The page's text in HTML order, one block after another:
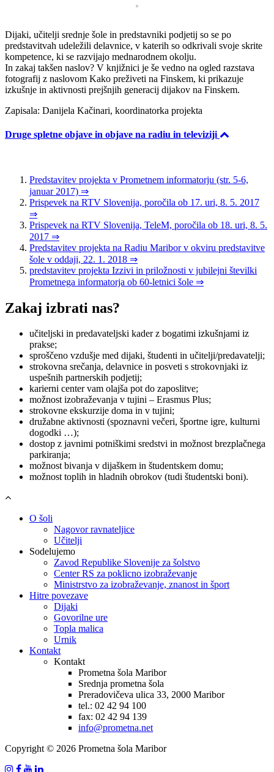
Dijaki, učitelji srednje šole in predstavniki podjetij so se po
predstavitvah udeležili delavnice, v katerih so odkrivali svoje skrite
kompetence, ki se razvijajo mednarodnem okolju.
In zakaj takšen naslov? V knjižnici je še vedno na ogled razstava
fotografij z naslovom Kako preživeti na Finskem, ki prikazuje
izkušnje in aktivnosti prejšnjih generacij dijakov na Finskem.
Zapisala: Danijela Kačinari, koordinatorka projekta
Druge spletne objave in objave na radiu in televiziji
Predstavitev projekta v Prometnem informatorju (str. 5-6,
januar 2017) ⇒
Prispevek na RTV Slovenija, poročila ob 17. uri, 8. 5. 2017
⇒
Prispevek na RTV Slovenija, TeleM, poročila ob 18. uri, 8. 5.
2017 ⇒
Predstavitev projekta na Radiu Maribor v okviru predstavitve
šole v oddaji, 22. 1. 2018 ⇒
predstavitev projekta Izzivi in priložnosti v jubilejni številki
Prometnega informatorja ob 60-letnici šole ⇒
Zakaj izbrati nas?
učiteljski in predavateljski kader z bogatimi izkušnjami iz
prakse;
sproščeno vzdušje med dijaki, študenti in učitelji/predavatelji;
strokovna srečanja, delavnice in posveti s strokovnjaki iz
uspešnih partnerskih podjetij;
karierni center vam olajša pot do zaposlitve;
možnost izobraževanja v tujini – Erasmus Plus;
strokovne ekskurzije doma in v tujini;
družabne aktivnosti (spoznavni večeri, športne igre, kulturni
dogodki …);
dostop z javnimi potniškimi sredstvi in možnost brezplačnega
parkiranja;
možnost bivanja v dijaškem in študentskem domu;
možnost toplih in hladnih obrokov (tudi študentski boni).
O šoli
Nagovor ravnateljice
Učitelji
Sodelujemo
Zavod Republike Slovenije za šolstvo
Center RS za poklicno izobraževanje
Ministrstvo za izobraževanje, znanost in šport
Hitre povezave
Dijaki
Govorilne ure
Topla malica
Urnik
Kontakt
Kontakt
Prometna šola Maribor
Srednja prometna šola
Preradovičeva ulica 33, 2000 Maribor
tel.: 02 42 94 100
fax: 02 42 94 139
info@prometna.net
Copyright © 2026 Prometna šola Maribor